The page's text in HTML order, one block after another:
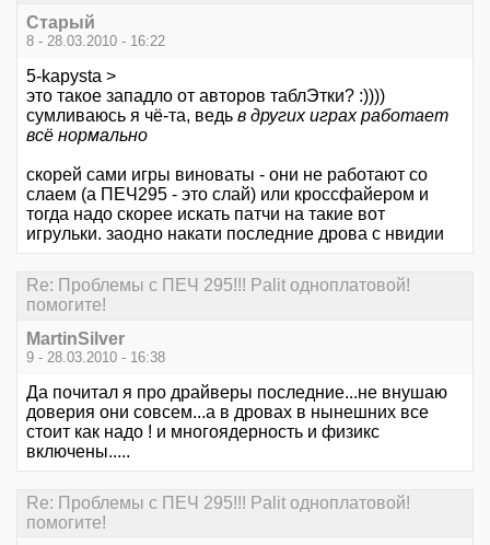
Старый
8 - 28.03.2010 - 16:22
5-kapysta >
это такое западло от авторов таблЭтки? :))))
сумливаюсь я чё-та, ведь в других играх работает
всё нормально
скорей сами игры виноваты - они не работают со
слаем (а ПЕЧ295 - это слай) или кроссфайером и
тогда надо скорее искать патчи на такие вот
игрульки. заодно накати последние дрова с нвидии
Re: Проблемы с ПЕЧ 295!!! Palit одноплатовой!
помогите!
MartinSilver
9 - 28.03.2010 - 16:38
Да почитал я про драйверы последние...не внушаю
доверия они совсем...а в дровах в нынешних все
стоит как надо ! и многоядерность и физикс
включены.....
Re: Проблемы с ПЕЧ 295!!! Palit одноплатовой!
помогите!